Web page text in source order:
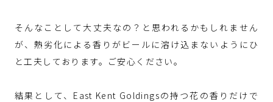
そんなことして大丈夫なの？と思われるかもしれません
が、熱劣化による香りがビールに溶け込まないようにひ
と工夫しております。ご安心ください。
結果として、East Kent Goldingsの持つ花の香りだけで